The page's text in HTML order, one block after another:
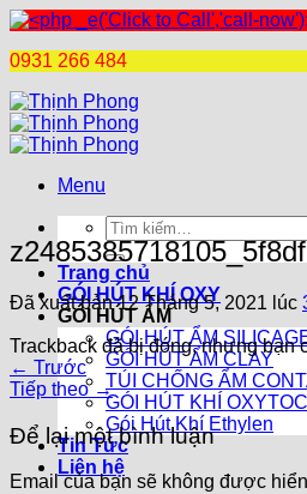
0931 266 484
Chuyển
đến
nội
Menu
Tìm
kiếm:
Trang chủ
GÓI HÚT KHÍ OXY
GÓI HÚT ẨM
GÓI HÚT ẨM
GÓI HÚT ẨM CLAY
TÚI CHỐNG ẨM
GÓI HÚT KHÍ OXYTOC
Gói Hút Khí Ethylen
Tin Tức
Liên hệ
Đã xuất bản12 Tháng 5, 2021 lúc
Trackback đã bị đóng, nhưng bạn
← Trước
Tiếp theo→
Để lại một bình luận
Email của bạn sẽ không được